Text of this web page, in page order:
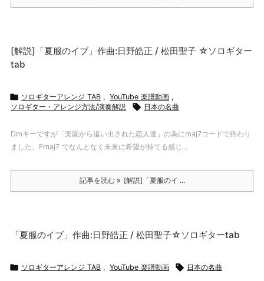
[解説]「夏服のイブ」作曲:日野皓正 / 松田聖子 ☆ソロギター
tab
 ソロギターアレンジ TAB , YouTube 楽譜動画 ,
ソロギター・アレンジ方法/演奏解説
 日本の名曲
Dmキーですが「楽園から追い出された恋人達」の為にmaj7コードで終わり
ました。Fmaj7 でなんとなく未来に希望が持てる感じ...
記事を読む [解説]「夏服のイ ...
「夏服のイブ」作曲:日野皓正 / 松田聖子☆ソロギターtab
 ソロギターアレンジ TAB , YouTube 楽譜動画  日本の名曲